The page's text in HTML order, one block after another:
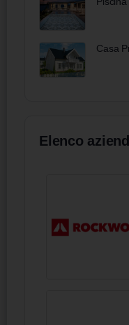
Casa
Elenco